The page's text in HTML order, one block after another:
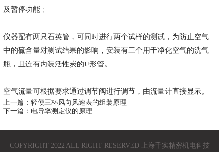
及暂停功能；
仪器配有两只石英管，可同时进行两个试样的测试，为防止空气
中的硫含量对测试结果的影响，安装有三个用于净化空气的洗气
瓶，且连有内装活性炭的U形管。
空气流量可根据要求通过调节阀进行调节，由流量计直接显示。
上一篇：轻便三杯风向风速表的组装原理
下一篇：电导率测定仪的原理
COPYRIGHT 2022 ALL RIGHT RESERVED 上海千实精密机电科技